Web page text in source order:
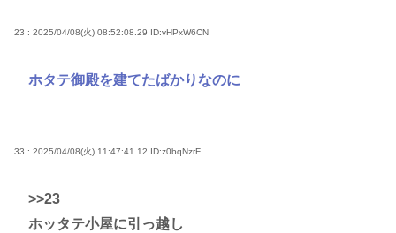
23 : 2025/04/08(火) 08:52:08.29 ID:vHPxW6CN
ホタテ御殿を建てたばかりなのに
33 : 2025/04/08(火) 11:47:41.12 ID:z0bqNzrF
>>23
ホッタテ小屋に引っ越し